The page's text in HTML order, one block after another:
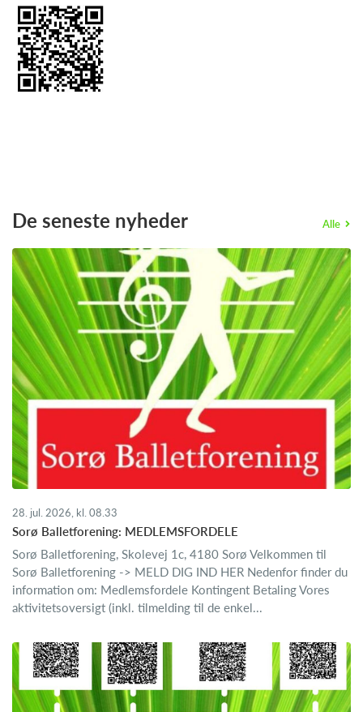
De seneste nyheder Alle
28. jul. 2026, kl. 08.33
Sorø Balletforening: MEDLEMSFORDELE
Sorø Balletforening, Skolevej 1c, 4180 Sorø Velkommen til
Sorø Balletforening -> MELD DIG IND HER Nedenfor finder du
information om: Medlemsfordele Kontingent Betaling Vores
aktivitetsoversigt (inkl. tilmelding til de enkel...